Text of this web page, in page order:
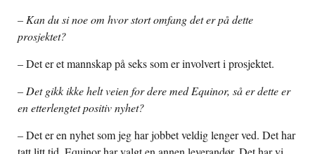
– Kan du si noe om hvor stort omfang det er på dette
prosjektet?
– Det er et mannskap på seks som er involvert i prosjektet.
– Det gikk ikke helt veien for dere med Equinor, så er dette er
en etterlengtet positiv nyhet?
– Det er en nyhet som jeg har jobbet veldig lenger ved. Det har